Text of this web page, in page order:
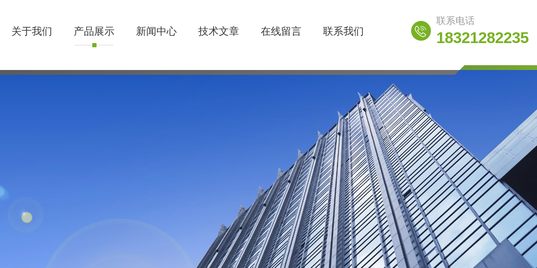
关于我们 产品展示 新闻中心 技术文章 在线留言 联系我们
联系电话
18321282235